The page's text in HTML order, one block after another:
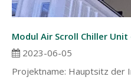
Modul Air Scroll Chiller
2023-06-05
Projektname: Hauptsitz der